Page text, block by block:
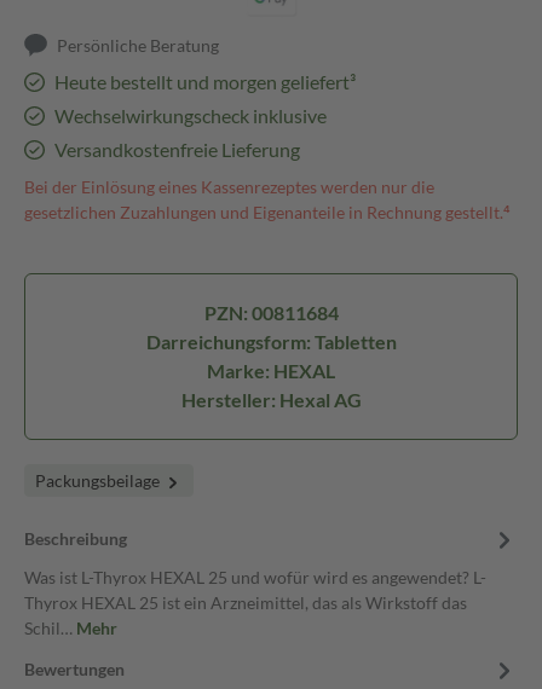
Persönliche Beratung
Heute bestellt und morgen geliefert³
Wechselwirkungscheck inklusive
Versandkostenfreie Lieferung
Bei der Einlösung eines Kassenrezeptes werden nur die
gesetzlichen Zuzahlungen und Eigenanteile in Rechnung gestellt.⁴
PZN: 00811684
Darreichungsform: Tabletten
Marke: HEXAL
Hersteller: Hexal AG
Packungsbeilage
Beschreibung
Was ist L-Thyrox HEXAL 25 und wofür wird es angewendet? L-
Thyrox HEXAL 25 ist ein Arzneimittel, das als Wirkstoff das
Schil… Mehr
Bewertungen